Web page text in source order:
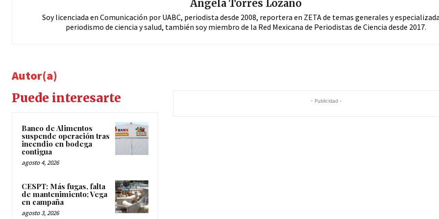
Ángela Torres Lozano
Soy licenciada en Comunicación por UABC, periodista desde 2008, reportera en ZETA de temas generales y
periodismo de ciencia y salud, también soy miembro de la Red Mexicana de Periodistas de Ciencia desde 2017.
Autor(a)
Puede interesarte
Banco de Alimentos
suspende operación tras
incendio en bodega
contigua
agosto 4, 2026
CESPT: Más fugas, falta
de mantenimiento; Vega
en campaña
agosto 3, 2026
- Publicidad -